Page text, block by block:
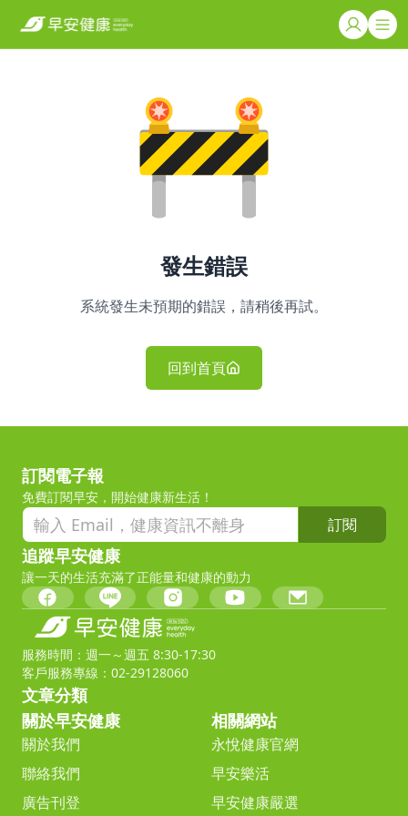
發生錯誤
系統發生未預期的錯誤，請稍後再試。
回到首頁
訂閱電子報
免費訂閱早安，開始健康新生活！
訂閱
追蹤早安健康
讓一天的生活充滿了正能量和健康的動力
服務時間：週一～週五 8:30-17:30
客戶服務專線：02-29128060
文章分類
關於早安健康
關於我們
聯絡我們
廣告刊登
相關網站
永悅健康官網
早安樂活
早安健康嚴選